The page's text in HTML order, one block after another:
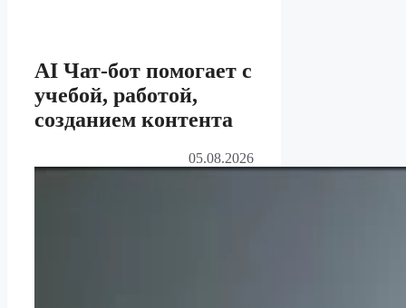
AI Чат-бот помогает с
учебой, работой,
созданием контента
05.08.2026